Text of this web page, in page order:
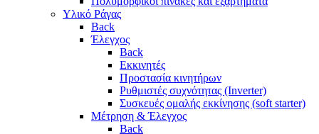
Υλικό Ράγας
Back
Έλεγχος
Back
Εκκινητές
Προστασία κινητήρων
Ρυθμιστές συχνότητας (Inverter)
Συσκευές ομαλής εκκίνησης (soft starter)
Μέτρηση & Έλεγχος
Back